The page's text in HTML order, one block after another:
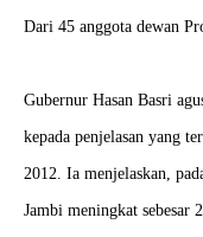
Dari 45 anggota dewan
Gubernur Hasan Basri
kepada penjelasan yang
2012. Ia menjelaskan,
Jambi meningkat sebesar